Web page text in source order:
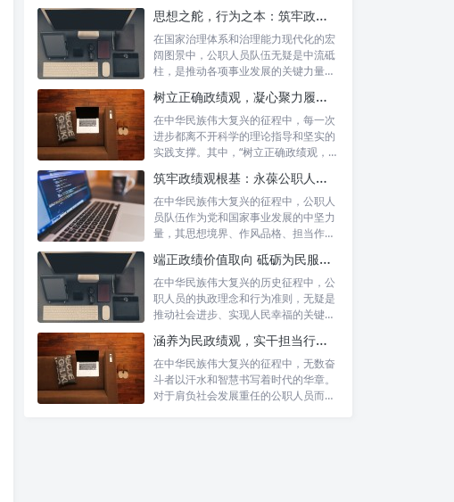
思想之舵，行为之本：筑牢政绩观根基，永葆公职人员本色
在国家治理体系和治理能力现代化的宏
阔图景中，公职人员队伍无疑是中流砥
柱，是推动各项事业发展的关键力量。
树立正确政绩观，凝心聚力履职尽责：新时代下的治理智慧与实践路径
在中华民族伟大复兴的征程中，每一次
进步都离不开科学的理论指导和坚实的
实践支撑。其中，“树立正确政绩观，凝
筑牢政绩观根基：永葆公职人员本色的时代考量与实践路径
在中华民族伟大复兴的征程中，公职人
员队伍作为党和国家事业发展的中坚力
量，其思想境界、作风品格、担当作为
端正政绩价值取向 砥砺为民服务初心：新时代公仆的责任与担当
在中华民族伟大复兴的历史征程中，公
职人员的执政理念和行为准则，无疑是
推动社会进步、实现人民幸福的关键所
涵养为民政绩观，实干担当行稳致远：新时代公仆的价值坐标与实践航向
在中华民族伟大复兴的征程中，无数奋
斗者以汗水和智慧书写着时代的华章。
对于肩负社会发展重任的公职人员而